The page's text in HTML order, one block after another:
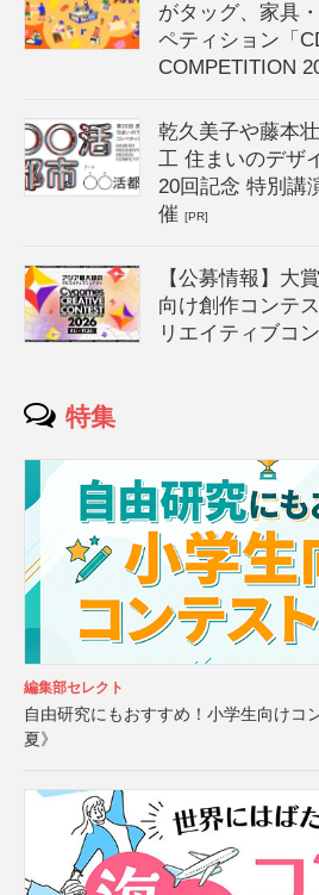
がタッグ、家具
ペティション「
COMPETITION
乾久美子や藤本
工 住まいのデザ
20回記念 特別講
催[PR]
【公募情報】大
向け創作コンテ
リエイティブコ
特集
編集部セレクト
自由研究にもおすすめ！小学生向けコ
夏》